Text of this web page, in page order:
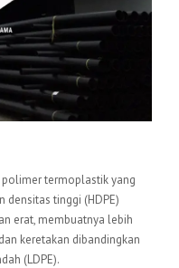
polimer termoplastik yang
densitas tinggi (HDPE)
erat, membuatnya lebih
keretakan dibandingkan
(LDPE).